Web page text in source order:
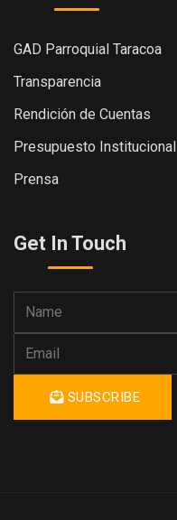
GAD Parroquial Taracoa
Transparencia
Rendición de Cuentas
Presupuesto Institucional
Prensa
Get In Touch
SUBSCRIBE